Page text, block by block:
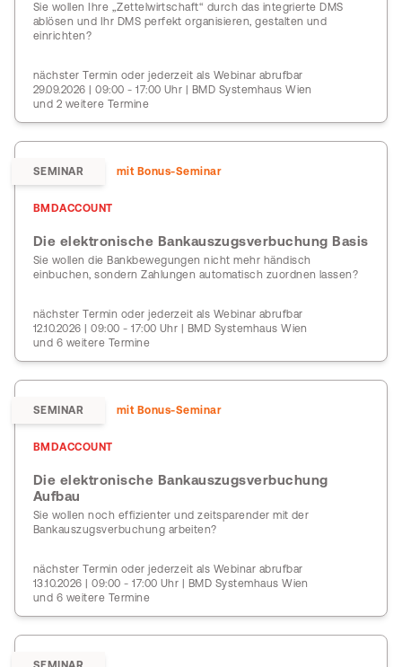
Sie wollen Ihre „Zettelwirtschaft“ durch das integrierte DMS
ablösen und Ihr DMS perfekt organisieren, gestalten und
einrichten?
nächster Termin oder jederzeit als Webinar abrufbar
29.09.2026 | 09:00 - 17:00 Uhr | BMD Systemhaus Wien
und 2 weitere Termine
SEMINAR mit Bonus-Seminar
BMDACCOUNT
Die elektronische Bankauszugsverbuchung Basis
Sie wollen die Bankbewegungen nicht mehr händisch
einbuchen, sondern Zahlungen automatisch zuordnen lassen?
nächster Termin oder jederzeit als Webinar abrufbar
12.10.2026 | 09:00 - 17:00 Uhr | BMD Systemhaus Wien
und 6 weitere Termine
SEMINAR mit Bonus-Seminar
BMDACCOUNT
Die elektronische Bankauszugsverbuchung
Aufbau
Sie wollen noch effizienter und zeitsparender mit der
Bankauszugsverbuchung arbeiten?
nächster Termin oder jederzeit als Webinar abrufbar
13.10.2026 | 09:00 - 17:00 Uhr | BMD Systemhaus Wien
und 6 weitere Termine